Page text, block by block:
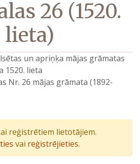
26 (1520.
lieta)
un apriņķa mājas grāmatas
1520. lieta
Nr. 26 mājas grāmata (1892-
reģistrētiem lietotājiem.
vai reģistrējieties.